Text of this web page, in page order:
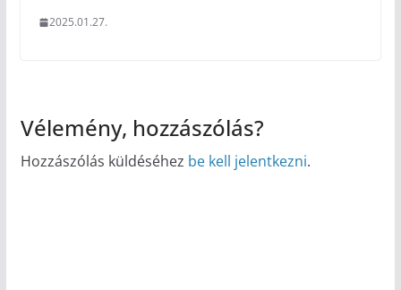
2025.01.27.
Vélemény, hozzászólás?
Hozzászólás küldéséhez be kell jelentkezni.